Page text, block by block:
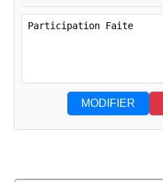
MODIFIER